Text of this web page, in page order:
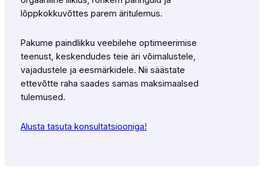
lõppkokkuvõttes parem äritulemus.
Pakume paindlikku veebilehe optimeerimise
teenust, keskendudes teie äri võimalustele,
vajadustele ja eesmärkidele. Nii säästate
ettevõtte raha saades samas maksimaalsed
tulemused.
Alusta tasuta konsultatsiooniga!